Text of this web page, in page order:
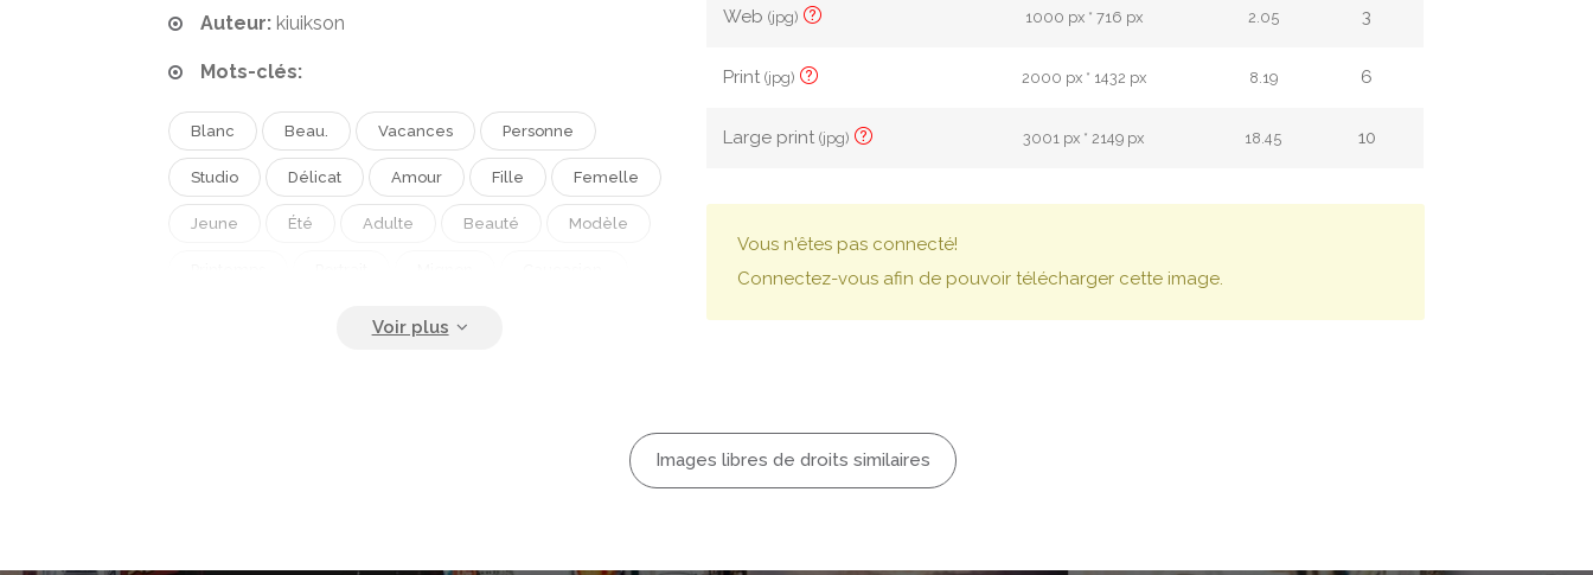
Auteur: kiuikson
Mots-clés:
Blanc Beau. Vacances Personne
Studio Délicat Amour Fille Femelle
Jeune Été Adulte Beauté Modèle
Sensualité
Web(jpg) 1000 px * 716 px 2.05 3
Print(jpg) 2000 px * 1432 px 8.19 6
Large print(jpg) 3001 px * 2149 px 18.45 10
Vous n'êtes pas connecté!
Connectez-vous afin de pouvoir télécharger cette image.
Images libres de droits similaires